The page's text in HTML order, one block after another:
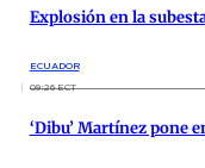
Explosión en la
ECUADOR
09:26 ECT
‘Dibu’ Martínez pone